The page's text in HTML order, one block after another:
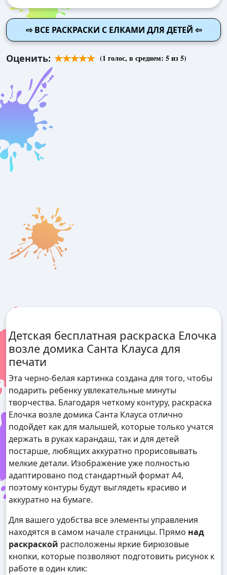
⇨ ВСЕ РАСКРАСКИ С ЕЛКАМИ ДЛЯ ДЕТЕЙ ⇦
Оценить: (1 голос, в среднем: 5из 5)
Детская бесплатная раскраска Елочка
возле домика Санта Клауса для
печати
Эта черно-белая картинка создана для того, чтобы
подарить ребенку увлекательные минуты
творчества. Благодаря четкому контуру, раскраска
Елочка возле домика Санта Клауса отлично
подойдет как для малышей, которые только учатся
держать в руках карандаш, так и для детей
постарше, любящих аккуратно прорисовывать
мелкие детали. Изображение уже полностью
адаптировано под стандартный формат А4,
поэтому контуры будут выглядеть красиво и
аккуратно на бумаге.
Для вашего удобства все элементы управления
находятся в самом начале страницы. Прямо над
раскраской расположены яркие бирюзовые
кнопки, которые позволяют подготовить рисунок к
работе в один клик: